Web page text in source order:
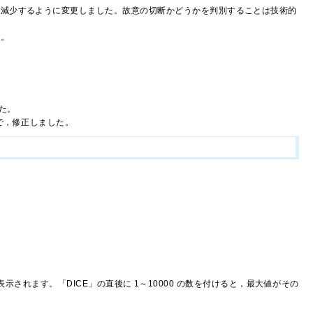
少するように変更しました。故意の切断かどうかを判別することは技術的
。
修正しました。
されます。「DICE」の直後に 1～10000 の数を付けると，最大値がその